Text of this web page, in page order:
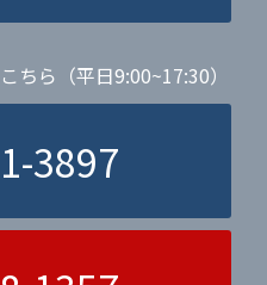
ちら（平日9:00~17:30）
3897